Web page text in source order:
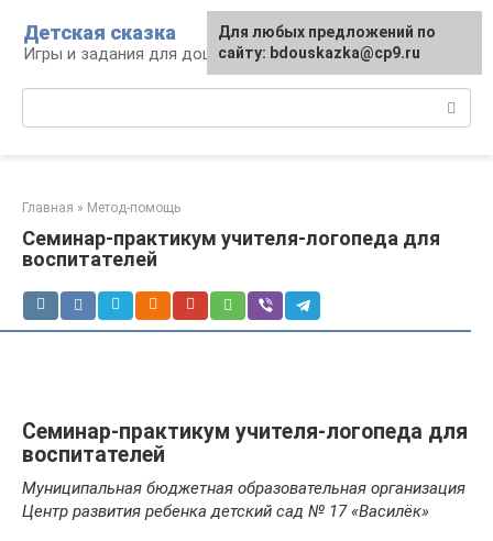
контенту
Детская сказка
Игры и задания для дошкольников
Главная » Метод-помощь
Семинар-практикум учителя-логопеда для
воспитателей
Семинар-практикум учителя-логопеда для
воспитателей
Муниципальная бюджетная образовательная организация
Центр развития ребенка детский сад № 17 «Василёк»
Для любых предложений по
сайту: bdouskazka@cp9.ru